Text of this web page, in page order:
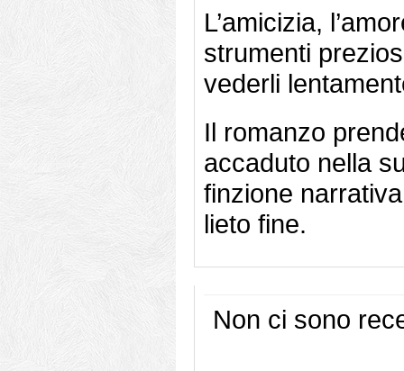
L’amicizia,
strumenti
vederli
Il romanzo
accaduto nella
finzione
lieto fine.
Non ci sono